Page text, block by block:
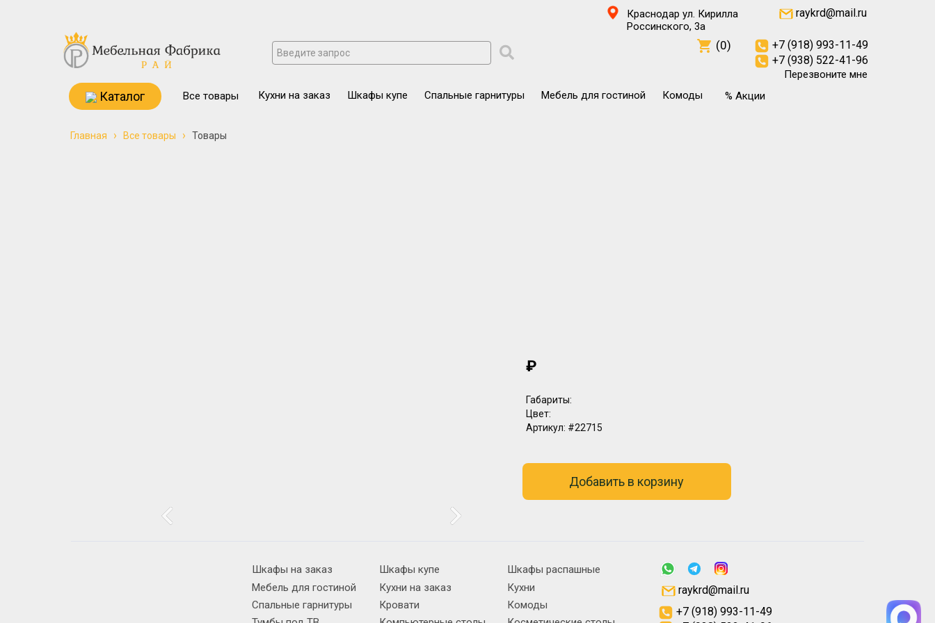
Краснодар ул. Кирилла
Россинского, 3а
raykrd@mail.ru
Перезвоните мне
Кухни на заказ
Шкафы купе Спальные гарнитуры Мебель для гостиной Комоды
Все товары % Акции
Каталог
(0)
+7 (918) 993-11-49
+7 (938) 522-41-96
Главная › Все товары › Товары
₽
Габариты:
Цвет:
Артикул: #22715
Добавить в корзину
Шкафы на заказ Шкафы купе
Шкафы распашные
Мебель для гостиной
Кухни на заказ
Кухни
Спальные гарнитуры
Кровати
Комоды
+7 (918) 993-11-49
raykrd@mail.ru